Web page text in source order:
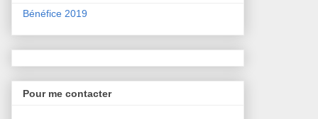
Bénéfice 2019
Pour me contacter